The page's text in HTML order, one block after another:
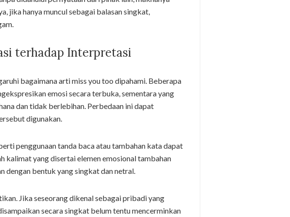
jika hanya muncul sebagai balasan singkat,
terhadap Interpretasi
bagaimana arti miss you too dipahami. Beberapa
emosi secara terbuka, sementara yang
dan tidak berlebihan. Perbedaan ini dapat
digunakan.
penggunaan tanda baca atau tambahan kata dapat
kalimat yang disertai elemen emosional tambahan
dengan bentuk yang singkat dan netral.
Jika seseorang dikenal sebagai pribadi yang
secara singkat belum tentu mencerminkan